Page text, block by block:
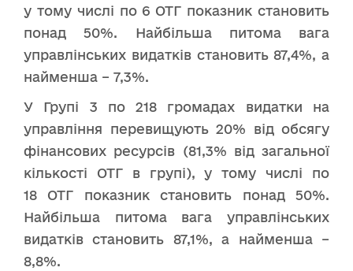
у тому числі по 6 ОТГ показник становить
понад 50%. Найбільша питома вага
управлінських видатків становить 87,4%, а
найменша – 7,3%.
У Групі 3 по 218 громадах видатки на
управління перевищують 20% від обсягу
фінансових ресурсів (81,3% від загальної
кількості ОТГ в групі), у тому числі по
18 ОТГ показник становить понад 50%.
Найбільша питома вага управлінських
видатків становить 87,1%, а найменша –
8,8%.